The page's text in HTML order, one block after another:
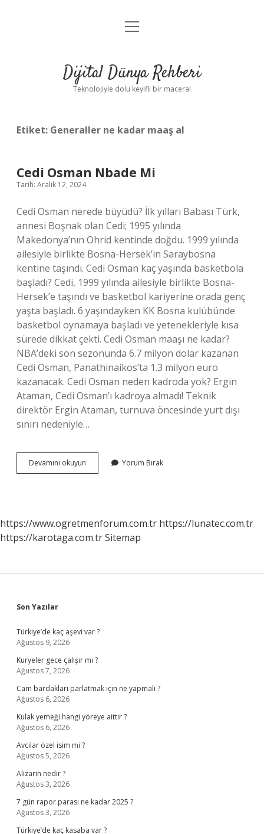
Anasayfa
Yasal Uyarı
menüyü
Dijital Dünya Rehberi
Teknolojiyle dolu keyifli bir macera!
Etiket: Generaller ne kadar maaş al
Cedi Osman Nbade Mi
Tarih: Aralık 12, 2024
Cedi Osman nerede büyüdü? İlk yılları Babası Türk,
annesi Boşnak olan Cedi; 1995 yılında
Makedonya’nın Ohrid kentinde doğdu. 1999 yılında
ailesiyle birlikte Bosna-Hersek’in Saraybosna
kentine taşındı. Cedi Osman kaç yaşında basketbola
başladı? Cedi, 1999 yılında ailesiyle birlikte Bosna-
Hersek’e taşındı ve basketbol kariyerine orada genç
yaşta başladı. 6 yaşındayken KK Bosna kulübünde
basketbol oynamaya başladı ve yetenekleriyle kısa
sürede dikkat çekti. Cedi Osman maaşı ne kadar?
NBA’deki son sezonunda 6.7 milyon dolar kazanan
Cedi Osman, Panathinaikos’ta 1.3 milyon euro
kazanacak. Cedi Osman neden kadroda yok? Ergin
Ataman, Cedi Osman’ı kadroya almadı! Teknik
direktör Ergin Ataman, turnuva öncesinde yurt dışı
sınırı nedeniyle…
Devamını okuyun
Osman
Yorum Bırak
https://www.ogretmenforum.com.tr https://lunatec.com.tr
https://karotaga.com.trSitemap
Sidebar
Son Yazılar
Türkiye’de kaç aşevi var ?
Ağustos 9, 2026
Kuryeler gece çalışır mı ?
Ağustos 7, 2026
Cam bardakları parlatmak için ne yapmalı ?
Ağustos 6, 2026
Kulak yemeği hangi yöreye aittir ?
Ağustos 6, 2026
Avcılar özel isim mi ?
Ağustos 5, 2026
Alizarin nedir ?
Ağustos 3, 2026
7 gün rapor parası ne kadar 2025 ?
Ağustos 3, 2026
Türkiye’de kaç kasaba var ?